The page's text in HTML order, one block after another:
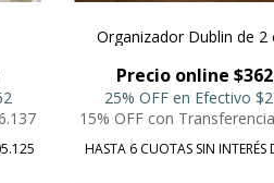
Organizador Dublin de 2
Precio online
25% OFF en Efectivo
15% OFF con Transferencia
HASTA 6 CUOTAS SIN